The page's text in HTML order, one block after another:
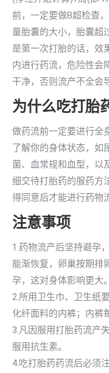
前，一定要做B超检查
量胎囊的大小，胎囊超
是第一次打胎的话，效
内进行药流，危险性会
干净，否则流产不全会
为什么吃打胎
做药流前一定要进行全
了解你的身体状态，如
菌、血常规和血型，以
细交待打胎药的服药方
得同意后才能进行药物
注意事项
1.药物流产后坚持避孕
能渐恢复，卵巢按期排
孕，这对身体影响更大。
2.所用卫生巾、卫生纸
化纤面料的内裤；内裤
3.凡因服用打胎药流产
服用抗生素。
4.吃打胎药药流后必须